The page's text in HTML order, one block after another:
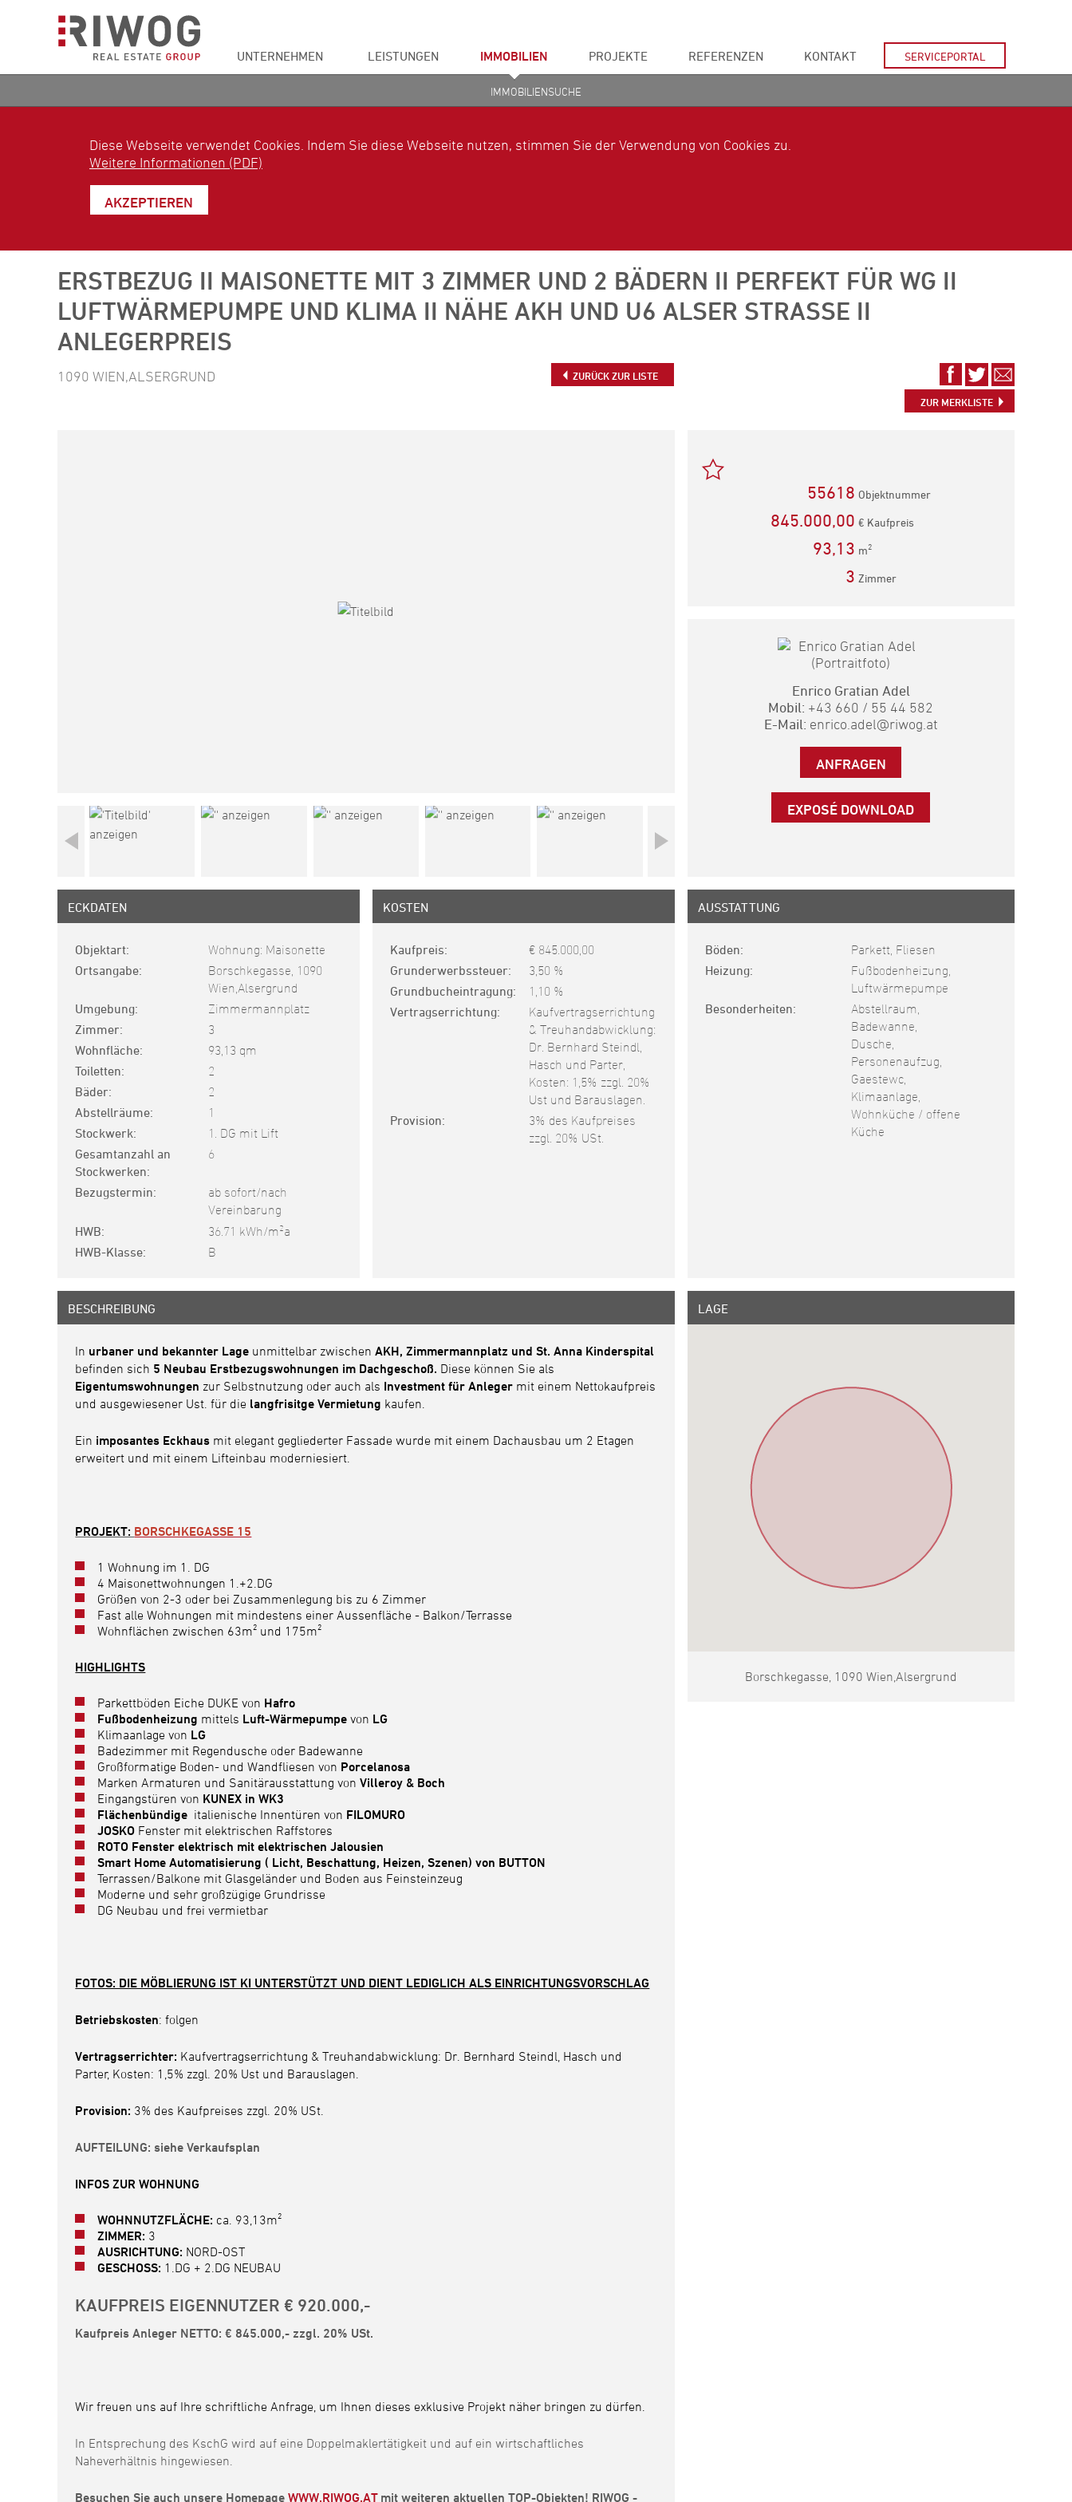
UNTERNEHMEN LEISTUNGEN IMMOBILIEN PROJEKTE REFERENZEN KONTAKT SERVICEPORTAL
IMMOBILIENSUCHE
Diese Webseite verwendet Cookies. Indem Sie diese Webseite nutzen, stimmen Sie der Verwendung von Cookies zu.
Weitere Informationen (PDF)
AKZEPTIEREN
ERSTBEZUG II MAISONETTE MIT 3 ZIMMER UND 2 BÄDERN II PERFEKT FÜR WG II
LUFTWÄRMEPUMPE UND KLIMA II NÄHE AKH UND U6 ALSER STRASSE II
ANLEGERPREIS
1090 WIEN,ALSERGRUND ZURÜCK ZUR LISTE
Auf
Facebook
teilen
Auf
Twitter
teilen
Via
E-
Mail
empfehlen
ZUR MERKLISTE
55618 Objektnummer
845.000,00 € Kaufpreis
93,13 m2
3 Zimmer
Enrico Gratian Adel
Mobil: +43 660 / 55 44 582
E-Mail: enrico.adel@riwog.at
ANFRAGEN
EXPOSÉ DOWNLOAD
ECKDATEN
Objektart
Wohnung: Maisonette
Ortsangabe
Borschkegasse, 1090
Wien,Alsergrund
Umgebung
Zimmermannplatz
Zimmer
3
Wohnfläche
93,13 qm
Toiletten
2
Bäder
2
Abstellräume
1
Stockwerk
1. DG mit Lift
Gesamtanzahl an
Stockwerken
6
Bezugstermin
ab sofort/nach
Vereinbarung
HWB
36.71 kWh/m 2a
HWB-Klasse
B
KOSTEN
Kaufpreis
€ 845.000,00
Grunderwerbssteuer
3,50 %
Grundbucheintragung
1,10 %
Vertragserrichtung
Kaufvertragserrichtung
& Treuhandabwicklung:
Dr. Bernhard Steindl,
Hasch und Parter,
Kosten: 1,5% zzgl. 20%
Ust und Barauslagen.
Provision
3% des Kaufpreises
zzgl. 20% USt.
AUSSTATTUNG
Böden
Parkett, Fliesen
Heizung
Fußbodenheizung,
Luftwärmepumpe
Besonderheiten
Abstellraum,
Badewanne,
Dusche,
Personenaufzug,
Gaestewc,
Klimaanlage,
Wohnküche / offene
Küche
BESCHREIBUNG
In urbaner und bekannter Lage unmittelbar zwischenAKH, Zimmermannplatz und St. Anna Kinderspital
befinden sich 5 Neubau Erstbezugswohnungen im Dachgeschoß. Diese können Sie als
Eigentumswohnungen zur Selbstnutzung oder auch als Investment für Anleger mit einem Nettokaufpreis
und ausgewiesener Ust. für die langfrisitge Vermietung kaufen.
Ein imposantes Eckhaus mit elegant gegliederter Fassade wurde mit einem Dachausbau um 2 Etagen
erweitert und mit einem Lifteinbau moderniesiert.
PROJEKT: BORSCHKEGASSE 15
1 Wohnung im 1. DG
4 Maisonettwohnungen 1.+2.DG
Größen von 2-3 oder bei Zusammenlegung bis zu 6 Zimmer
Fast alle Wohnungen mit mindestens einer Aussenfläche - Balkon/Terrasse
Wohnflächen zwischen 63m² und 175m²
HIGHLIGHTS
Parkettböden Eiche DUKE von Hafro
Fußbodenheizung mittels Luft-Wärmepumpe von LG
Klimaanlage von LG
Badezimmer mit Regendusche oder Badewanne
Großformatige Boden- und Wandfliesen von Porcelanosa
Marken Armaturen und Sanitärausstattung von Villeroy & Boch
Eingangstüren von KUNEX in WK3
Flächenbündigeitalienische Innentüren von FILOMURO
JOSKOFenster mit elektrischen Raffstores
ROTO Fenster elektrisch mit elektrischen Jalousien
Smart Home Automatisierung ( Licht, Beschattung, Heizen, Szenen) von BUTTON
Terrassen/Balkone mit Glasgeländer und Boden aus Feinsteinzeug
Moderne und sehr großzügige Grundrisse
DG Neubau und frei vermietbar
FOTOS: DIE MÖBLIERUNG IST KI UNTERSTÜTZT UND DIENT LEDIGLICH ALS EINRICHTUNGSVORSCHLAG
Betriebskosten: folgen
Vertragserrichter: Kaufvertragserrichtung & Treuhandabwicklung: Dr. Bernhard Steindl, Hasch und
Parter, Kosten: 1,5% zzgl. 20% Ust und Barauslagen.
Provision: 3% des Kaufpreises zzgl. 20% USt.
AUFTEILUNG: siehe Verkaufsplan
INFOS ZUR WOHNUNG
WOHNNUTZFLÄCHE: ca. 93,13m²
ZIMMER: 3
AUSRICHTUNG: NORD-OST
GESCHOSS: 1.DG + 2.DG NEUBAU
KAUFPREIS EIGENNUTZER € 920.000,-
Kaufpreis Anleger NETTO: € 845.000,- zzgl. 20% USt.
Wir freuen uns auf Ihre schriftliche Anfrage, um Ihnen dieses exklusive Projekt näher bringen zu dürfen.
In Entsprechung des KschG wird auf eine Doppelmaklertätigkeit und auf ein wirtschaftliches
Naheverhältnis hingewiesen.
Besuchen Sie auch unsere HomepageWWW.RIWOG.ATmit weiteren aktuellen TOP-Objekten! RIWOG -
LAGE
Borschkegasse, 1090 Wien,Alsergrund